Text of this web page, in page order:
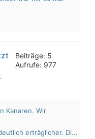
Beiträge: 5
Aufrufe: 977
Kanaren. Wir
erträglicher. Di...